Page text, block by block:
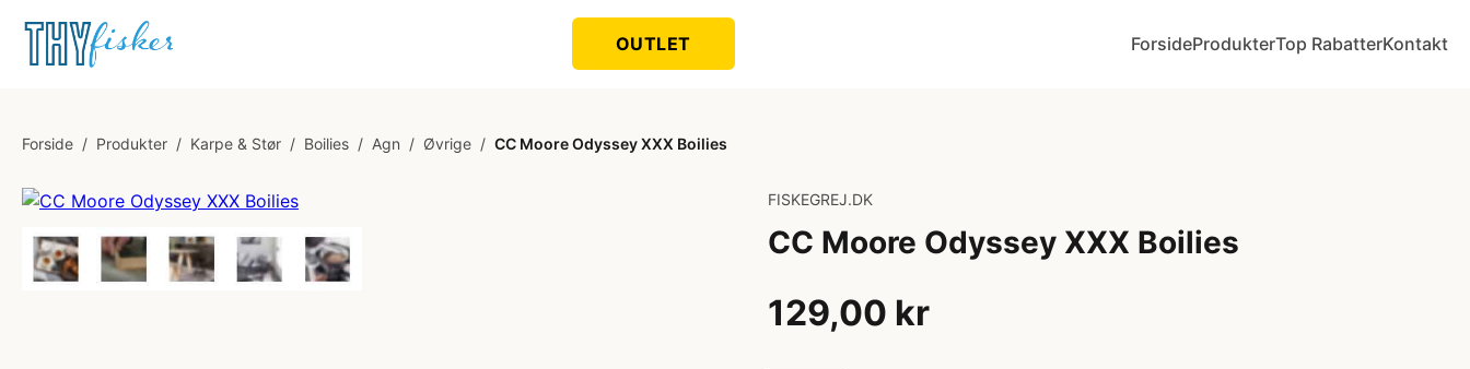
OUTLET ForsideProdukterTop RabatterKontakt
Forside / Produkter / Karpe & Stør / Boilies / Agn / Øvrige / CC Moore Odyssey XXX Boilies
FISKEGREJ.DK
CC Moore Odyssey XXX Boilies
129,00 kr